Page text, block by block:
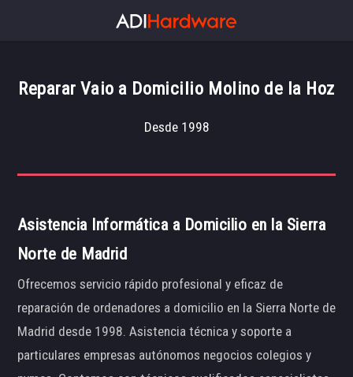
Reparar Vaio a Domicilio Molino de la Hoz
Desde 1998
Asistencia Informática a Domicilio en la Sierra
Norte de Madrid
Ofrecemos servicio rápido profesional y eficaz de
reparación de ordenadores a domicilio en la Sierra Norte de
Madrid desde 1998. Asistencia técnica y soporte a
particulares empresas autónomos negocios colegios y